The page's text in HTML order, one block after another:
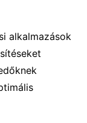
alkalmazások